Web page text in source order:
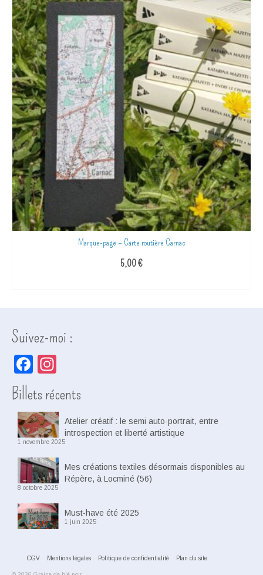
Marque-page – Carte routière Carnac
5,00€
Suivez-moi :
Facebook
Billets récents
Atelier créatif : le semi auto-portrait, entre
introspection et liberté artistique
1 novembre 2025
Mes créations textiles désormais disponibles au
Répère, à Locminé (56)
8 octobre 2025
Must-have été 2025
1 juin 2025
CGV Mentions légales Politique de confidentialité Plan du site